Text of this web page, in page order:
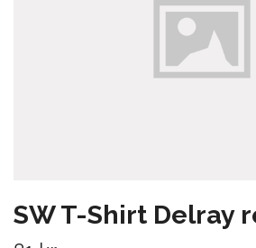
SW T-Shirt Delray